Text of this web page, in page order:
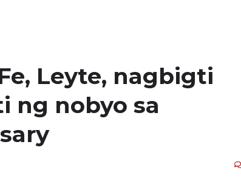
Leyte, nagbigti
ng nobyo sa